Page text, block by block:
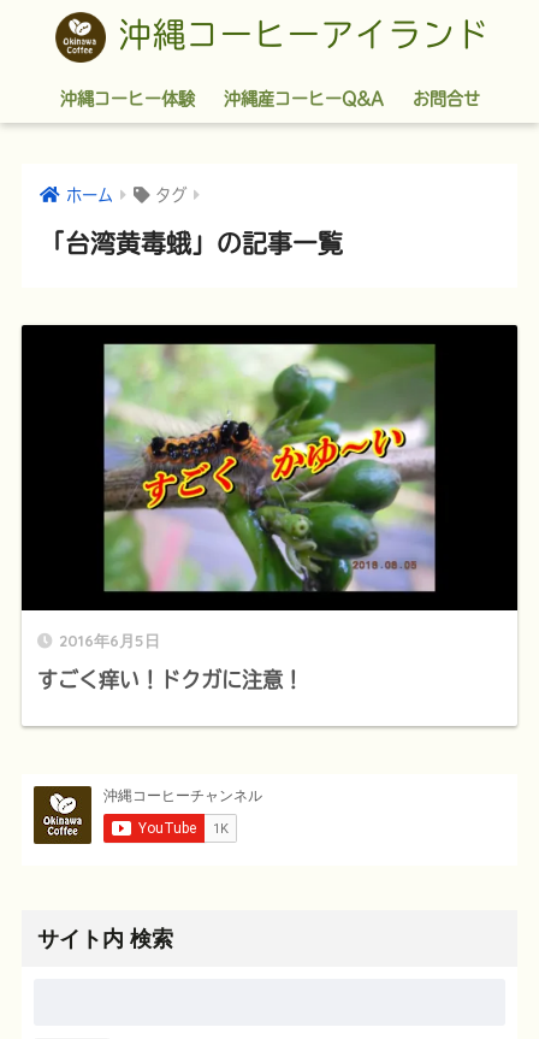
沖縄コーヒーアイランド
沖縄コーヒー体験 沖縄産コーヒーQ&A お問合せ
ホーム タグ
「台湾黄毒蛾」の記事一覧
2016年6月5日
すごく痒い！ドクガに注意！
サイト内 検索